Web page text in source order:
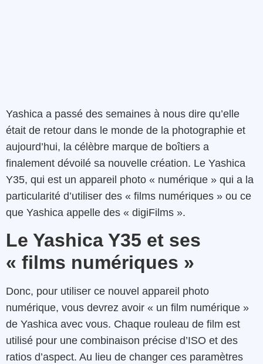
Yashica a passé des semaines à nous dire qu’elle
était de retour dans le monde de la photographie et
aujourd’hui, la célèbre marque de boîtiers a
finalement dévoilé sa nouvelle création. Le Yashica
Y35, qui est un appareil photo « numérique » qui a la
particularité d’utiliser des « films numériques » ou ce
que Yashica appelle des « digiFilms ».
Le Yashica Y35 et ses
« films numériques »
Donc, pour utiliser ce nouvel appareil photo
numérique, vous devrez avoir « un film numérique »
de Yashica avec vous. Chaque rouleau de film est
utilisé pour une combinaison précise d’ISO et des
ratios d’aspect. Au lieu de changer ces paramètres